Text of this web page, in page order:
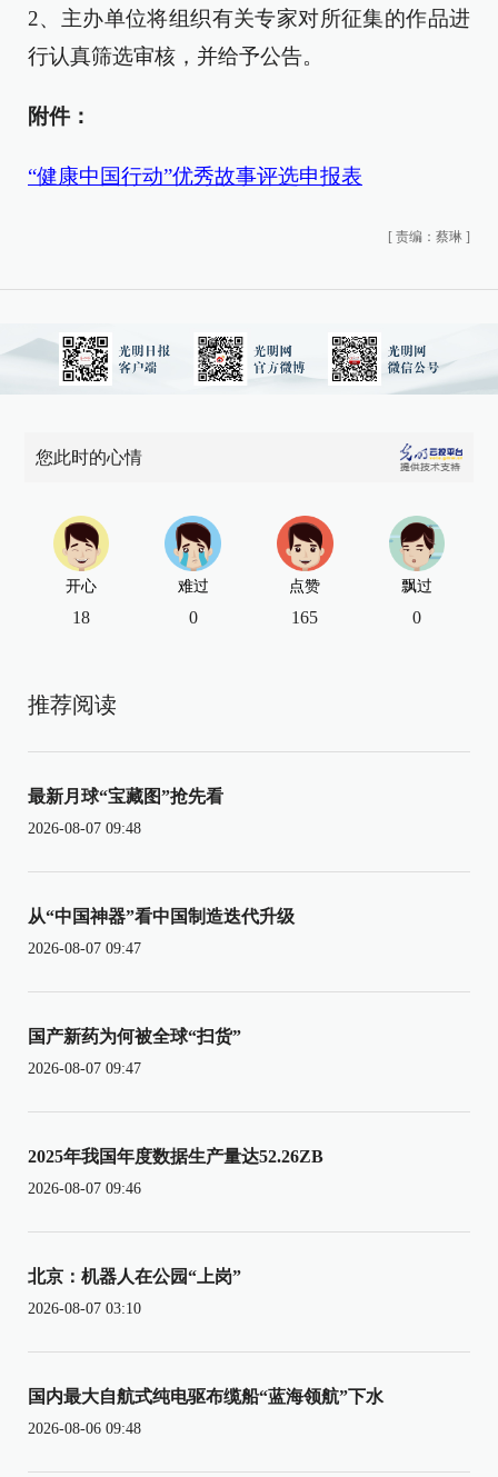
2、主办单位将组织有关专家对所征集的作品进
行认真筛选审核，并给予公告。
附件：
“健康中国行动”优秀故事评选申报表
[ 责编：蔡琳 ]
您此时的心情
开心
18
难过
0
点赞
165
飘过
0
推荐阅读
最新月球“宝藏图”抢先看
2026-08-07 09:48
从“中国神器”看中国制造迭代升级
2026-08-07 09:47
国产新药为何被全球“扫货”
2026-08-07 09:47
2025年我国年度数据生产量达52.26ZB
2026-08-07 09:46
北京：机器人在公园“上岗”
2026-08-07 03:10
国内最大自航式纯电驱布缆船“蓝海领航”下水
2026-08-06 09:48